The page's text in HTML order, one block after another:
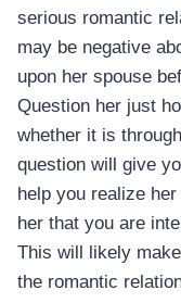
serious romantic
may be negative
upon her spouse
Question her just
whether it is
question will give
help you realize
her that you are
This will likely
the romantic